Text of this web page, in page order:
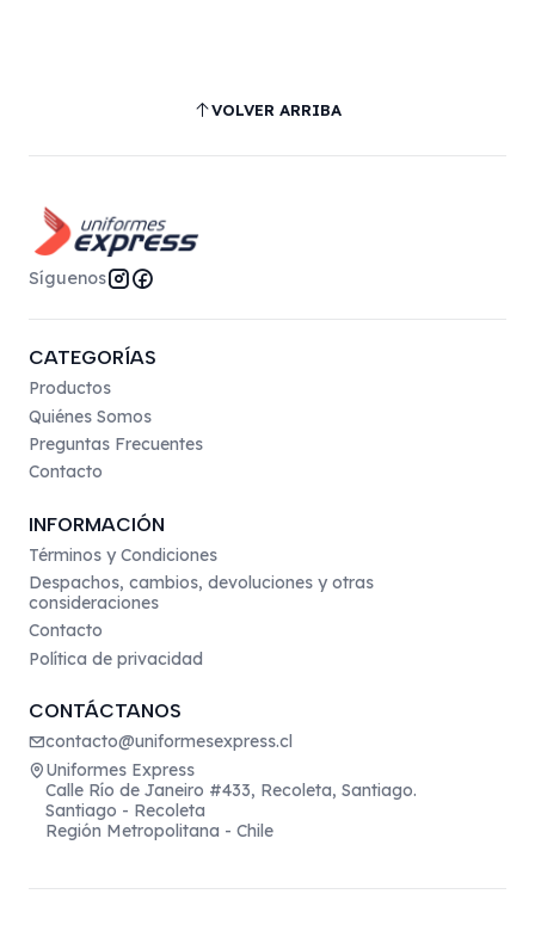
VOLVER ARRIBA
Síguenos
CATEGORÍAS
Productos
Quiénes Somos
Preguntas Frecuentes
Contacto
INFORMACIÓN
Términos y Condiciones
Despachos, cambios, devoluciones y otras
consideraciones
Contacto
Política de privacidad
CONTÁCTANOS
contacto@uniformesexpress.cl
Uniformes Express
Calle Río de Janeiro #433, Recoleta, Santiago.
Santiago - Recoleta
Región Metropolitana - Chile